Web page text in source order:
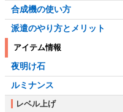
合成機の使い方
派遣のやり方とメリット
アイテム情報
夜明け石
ルミナンス
レベル上げ